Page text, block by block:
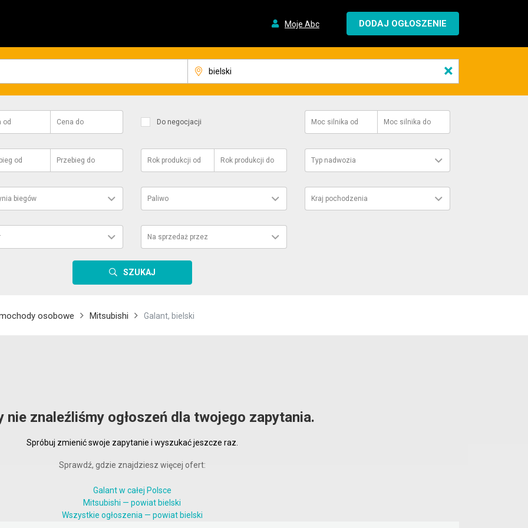
Moje Abc DODAJ OGŁOSZENIE
×
od Cena do Do negocjacji Moc silnika od Moc silnika do
od Przebieg do Rok produkcji od Rok produkcji do Typ nadwozia
biegów Paliwo Kraj pochodzenia
Na sprzedaż przez
SZUKAJ
osobowe Mitsubishi Galant, bielski
nie znaleźliśmy ogłoszeń dla twojego zapytania.
Spróbuj zmienić swoje zapytanie i wyszukać jeszcze raz.
Sprawdź, gdzie znajdziesz więcej ofert:
Galant w całej Polsce
Mitsubishi — powiat bielski
Wszystkie ogłoszenia — powiat bielski